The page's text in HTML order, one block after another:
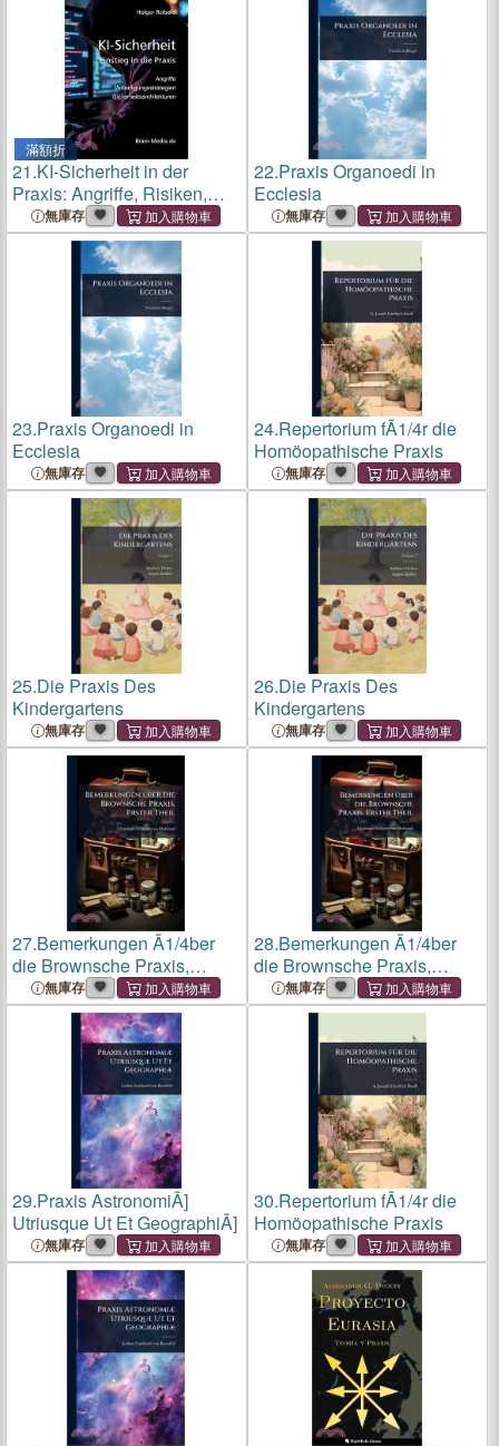
滿額折
21.KI-Sicherheit in der
Praxis: Angriffe, Risiken,
Verteidigungsstrategien
無庫存
22.Praxis Organoedi in
Ecclesia
無庫存
23.Praxis Organoedi in
Ecclesia
無庫存
24.Repertorium fÃ1/4r die
Homöopathische Praxis
無庫存
25.Die Praxis Des
Kindergartens
無庫存
26.Die Praxis Des
Kindergartens
無庫存
27.Bemerkungen Ã1/4ber
die Brownsche Praxis,
Erster Theil
無庫存
28.Bemerkungen Ã1/4ber
die Brownsche Praxis,
Erster Theil
無庫存
29.Praxis AstronomiÃ]
Utriusque Ut Et GeographiÃ]
無庫存
30.Repertorium fÃ1/4r die
Homöopathische Praxis
無庫存